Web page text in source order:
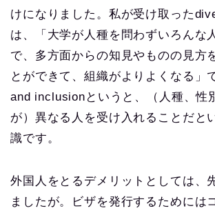
けになりました。私が受け取った
は、「大学が人種を問わずいろんな
で、多方面からの知見やものの見方
とができて、組織がよりよくなる」
and inclusionというと、（人種、性
が）異なる人を受け入れることだと
識です。
外国人をとるデメリットとしては、
ましたが。ビザを発行するためには